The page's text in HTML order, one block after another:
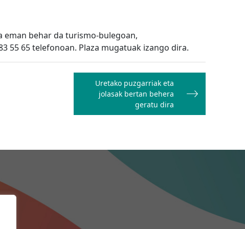
behar da turismo-bulegoan,
55 65 telefonoan. Plaza mugatuak izango dira.
Uretako puzgarriak eta
jolasak bertan behera
geratu dira